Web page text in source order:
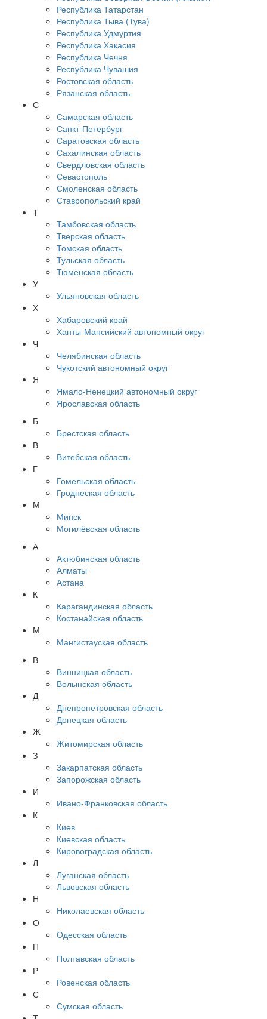
Республика Татарстан
Республика Тыва (Тува)
Республика Удмуртия
Республика Хакасия
Республика Чечня
Республика Чувашия
Ростовская область
Рязанская область
С
Самарская область
Санкт-Петербург
Саратовская область
Сахалинская область
Свердловская область
Севастополь
Смоленская область
Ставропольский край
Т
Тамбовская область
Тверская область
Томская область
Тульская область
Тюменская область
У
Ульяновская область
Х
Хабаровский край
Ханты-Мансийский автономный округ
Ч
Челябинская область
Чукотский автономный округ
Я
Ямало-Ненецкий автономный округ
Ярославская область
Б
Брестская область
В
Витебская область
Г
Гомельская область
Гроднеская область
М
Минск
Могилёвская область
А
Актюбинская область
Алматы
Астана
К
Карагандинская область
Костанайская область
М
Мангистауская область
В
Винницкая область
Волынская область
Д
Днепропетровская область
Донецкая область
Ж
Житомирская область
З
Закарпатская область
Запорожская область
И
Ивано-Франковская область
К
Киев
Киевская область
Кировоградская область
Л
Луганская область
Львовская область
Н
Николаевская область
О
Одесская область
П
Полтавская область
Р
Ровенская область
С
Сумская область